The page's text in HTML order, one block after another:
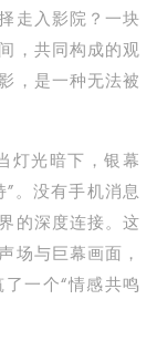
走入影院？一块
，共同构成的观
，是一种无法被
灯光暗下，银幕
。没有手机消息
的深度连接。这
场与巨幕画面，
一个“情感共鸣